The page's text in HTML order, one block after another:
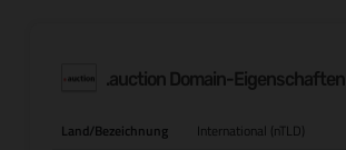
.auction Domain-Eigenschaften
Land/Bezeichnung
International (nTLD)